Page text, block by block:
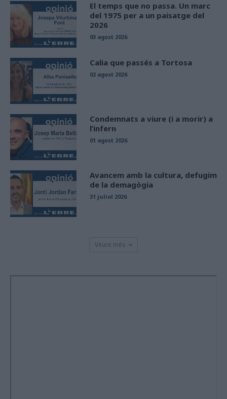
El temps que no passa. Un marc
del 1975 per a un paisatge del
2026
03 agost 2026
Calia que passés a Tortosa
02 agost 2026
Condemnats a viure (i a morir) a
l’infern
01 agost 2026
Avancem amb la cultura, defugim
de la demagògia
31 juliol 2026
Veure més